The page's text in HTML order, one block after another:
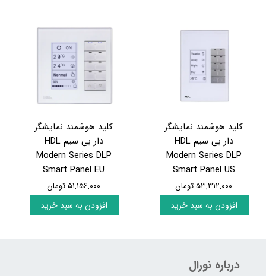
کلید هوشمند نمایشگر
دار بی سیم HDL
Modern Series DLP
Smart Panel US
۵۳,۳۱۲,۰۰۰ تومان
افزودن به سبد خرید
کلید هوشمند نمایشگر
دار بی سیم HDL
Modern Series DLP
Smart Panel EU
۵۱,۱۵۶,۰۰۰ تومان
افزودن به سبد خرید
درباره نورال